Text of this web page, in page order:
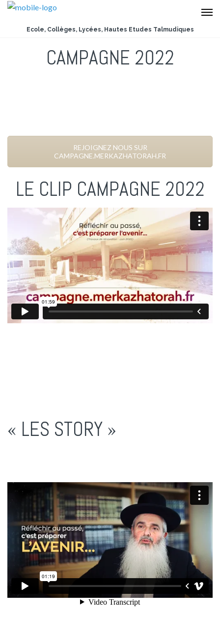
Ecole, Collèges, Lycées, Hautes Etudes Talmudiques
CAMPAGNE 2022
REJOIGNEZ NOUS SUR
CAMPAGNE.MERKAZHATORAH.FR
LE CLIP CAMPAGNE 2022
« LES STORY »